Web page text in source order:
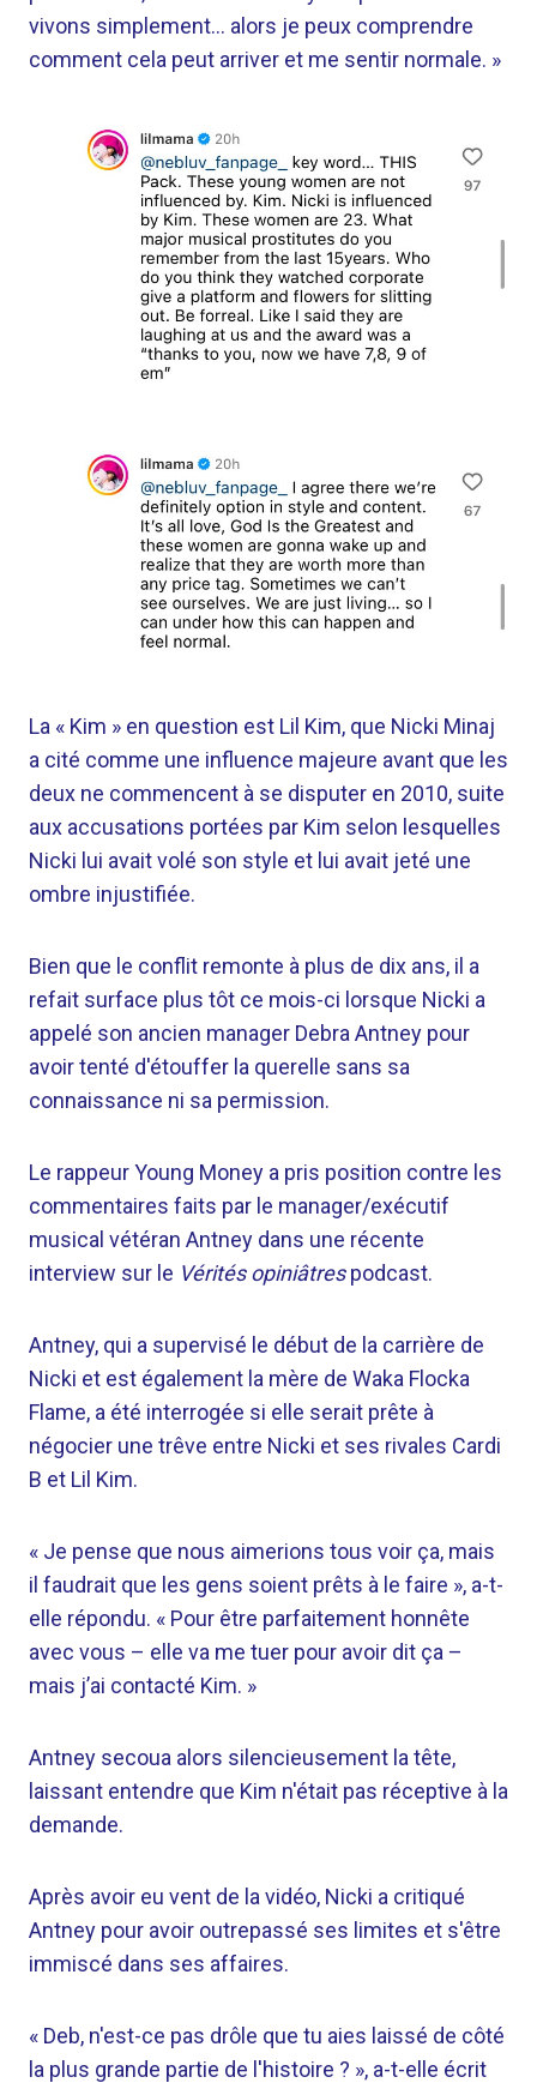
vivons simplement… alors je peux comprendre
comment cela peut arriver et me sentir normale. »
La « Kim » en question est Lil Kim, que Nicki Minaj
a cité comme une influence majeure avant que les
deux ne commencent à se disputer en 2010, suite
aux accusations portées par Kim selon lesquelles
Nicki lui avait volé son style et lui avait jeté une
ombre injustifiée.
Bien que le conflit remonte à plus de dix ans, il a
refait surface plus tôt ce mois-ci lorsque Nicki a
appelé son ancien manager Debra Antney pour
avoir tenté d'étouffer la querelle sans sa
connaissance ni sa permission.
Le rappeur Young Money a pris position contre les
commentaires faits par le manager/exécutif
musical vétéran Antney dans une récente
interview sur le Vérités opiniâtrespodcast.
Antney, qui a supervisé le début de la carrière de
Nicki et est également la mère de Waka Flocka
Flame, a été interrogée si elle serait prête à
négocier une trêve entre Nicki et ses rivales Cardi
B et Lil Kim.
« Je pense que nous aimerions tous voir ça, mais
il faudrait que les gens soient prêts à le faire », a-t-
elle répondu. « Pour être parfaitement honnête
avec vous – elle va me tuer pour avoir dit ça –
mais j’ai contacté Kim. »
Antney secoua alors silencieusement la tête,
laissant entendre que Kim n'était pas réceptive à la
demande.
Après avoir eu vent de la vidéo, Nicki a critiqué
Antney pour avoir outrepassé ses limites et s'être
immiscé dans ses affaires.
« Deb, n'est-ce pas drôle que tu aies laissé de côté
la plus grande partie de l'histoire ? », a-t-elle écrit